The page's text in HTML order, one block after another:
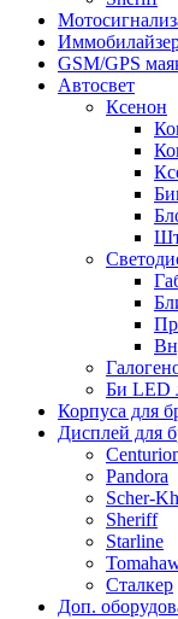
GSM/GPS
Автосвет
Ксенон
Би LED
Корпуса для
Дисплей для
Pandora
Scher-
Sheriff
Starline
Сталкер
Доп.